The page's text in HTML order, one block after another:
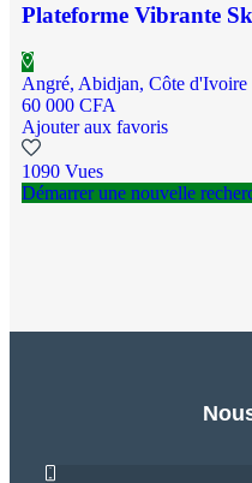
Plateforme Vibrante
Angré, Abidjan, Côte d'Ivoire
60 000 CFA
Ajouter aux favoris
1090 Vues
Démarrer une nouvelle